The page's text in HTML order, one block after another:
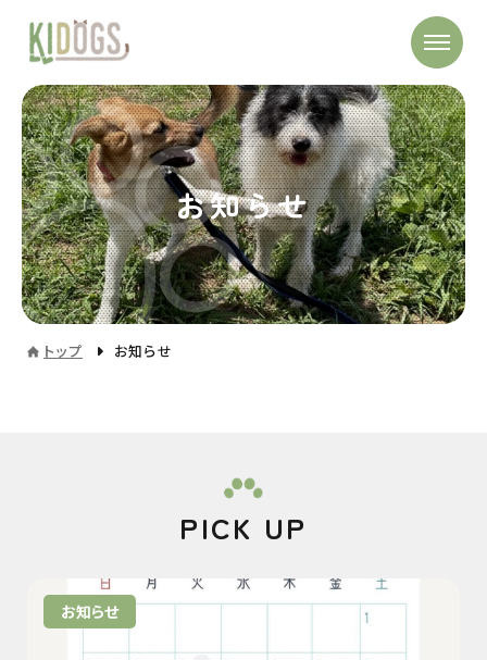
お知らせ
トップ お知らせ
PICK UP
お知らせ